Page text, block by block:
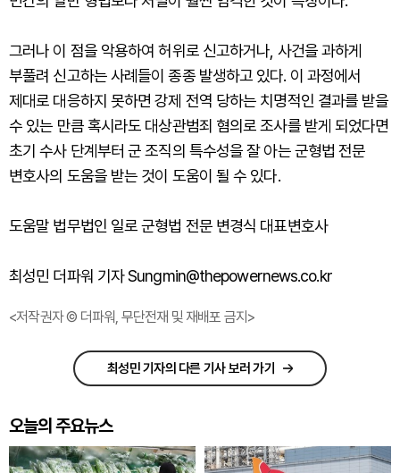
그러나 이 점을 악용하여 허위로 신고하거나, 사건을 과하게
부풀려 신고하는 사례들이 종종 발생하고 있다. 이 과정에서
제대로 대응하지 못하면 강제 전역 당하는 치명적인 결과를 받을
수 있는 만큼 혹시라도 대상관범죄 혐의로 조사를 받게 되었다면
초기 수사 단계부터 군 조직의 특수성을 잘 아는 군형법 전문
변호사의 도움을 받는 것이 도움이 될 수 있다.
도움말 법무법인 일로 군형법 전문 변경식 대표변호사
최성민 더파워 기자 Sungmin@thepowernews.co.kr
<저작권자 © 더파워, 무단전재 및 재배포 금지>
최성민 기자의 다른 기사 보러 가기
오늘의 주요뉴스